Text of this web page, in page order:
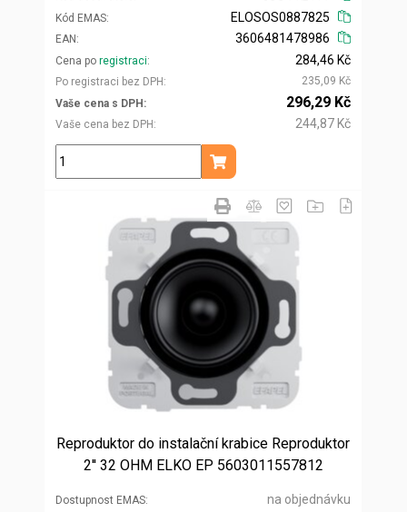
Kód EMAS
EAN
ELOSOS0887825
3606481478986
Cena po registraci
Po registraci bez DPH
284,46 Kč
235,09 Kč
Vaše cena s DPH
Vaše cena bez DPH
296,29 Kč
244,87 Kč
ks
Přidat do košíku
Reproduktor do instalační krabice Reproduktor
2'' 32 OHM ELKO EP 5603011557812
Dostupnost EMAS na objednávku